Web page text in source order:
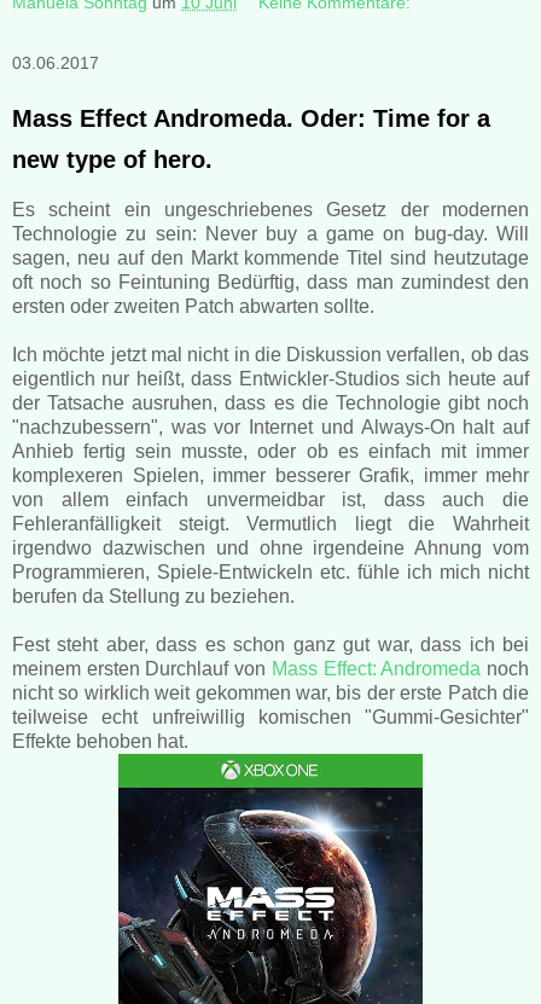
03.06.2017
Mass Effect Andromeda. Oder: Time for a
new type of hero.
Es scheint ein ungeschriebenes Gesetz der modernen
Technologie zu sein: Never buy a game on bug-day. Will
sagen, neu auf den Markt kommende Titel sind heutzutage
oft noch so Feintuning Bedürftig, dass man zumindest den
ersten oder zweiten Patch abwarten sollte.
Ich möchte jetzt mal nicht in die Diskussion verfallen, ob das
eigentlich nur heißt, dass Entwickler-Studios sich heute auf
der Tatsache ausruhen, dass es die Technologie gibt noch
"nachzubessern", was vor Internet und Always-On halt auf
Anhieb fertig sein musste, oder ob es einfach mit immer
komplexeren Spielen, immer besserer Grafik, immer mehr
von allem einfach unvermeidbar ist, dass auch die
Fehleranfälligkeit steigt. Vermutlich liegt die Wahrheit
irgendwo dazwischen und ohne irgendeine Ahnung vom
Programmieren, Spiele-Entwickeln etc. fühle ich mich nicht
berufen da Stellung zu beziehen.
Fest steht aber, dass es schon ganz gut war, dass ich bei
meinem ersten Durchlauf von Mass Effect: Andromeda noch
nicht so wirklich weit gekommen war, bis der erste Patch die
teilweise echt unfreiwillig komischen "Gummi-Gesichter"
Effekte behoben hat.